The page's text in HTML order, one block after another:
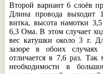
Второй вариант 6 слоёв
Длина провода выходит
витка, высота намотки
6,3 Ома. В этом случает
вес катушки около 3 г.
зазоре в обоих
отличается в 7,6 раз. Так
необходимости в